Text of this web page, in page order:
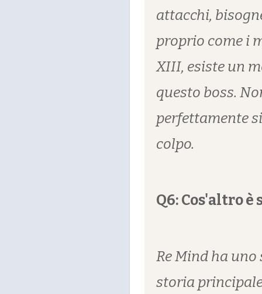
attacchi,
proprio come i
XIII, esiste un
questo boss.
perfettamente
colpo.
Q6: Cos'altro
Re Mind ha
storia